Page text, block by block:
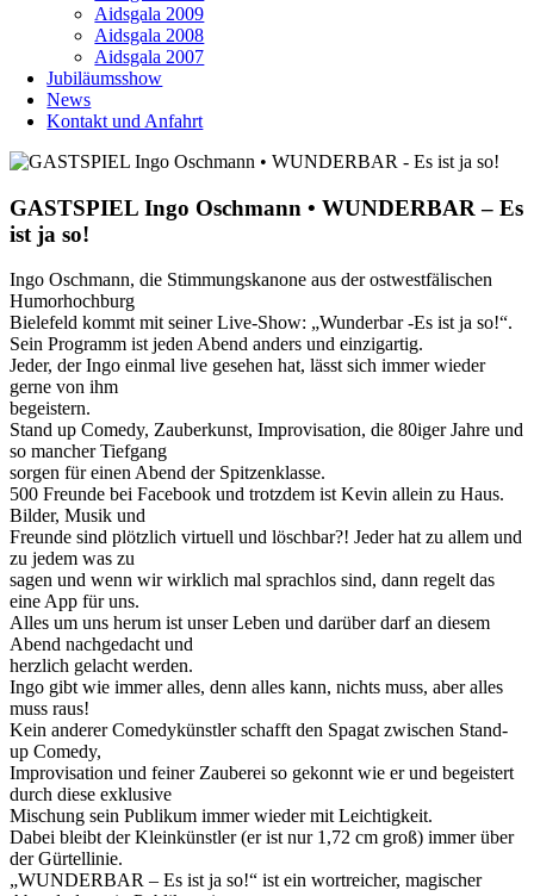
Aidsgala 2009
Aidsgala 2008
Aidsgala 2007
Jubiläumsshow
News
Kontakt und Anfahrt
GASTSPIEL Ingo Oschmann • WUNDERBAR – Es
ist ja so!
Ingo Oschmann, die Stimmungskanone aus der ostwestfälischen
Humorhochburg
Bielefeld kommt mit seiner Live-Show: „Wunderbar -Es ist ja so!“.
Sein Programm ist jeden Abend anders und einzigartig.
Jeder, der Ingo einmal live gesehen hat, lässt sich immer wieder
gerne von ihm
begeistern.
Stand up Comedy, Zauberkunst, Improvisation, die 80iger Jahre und
so mancher Tiefgang
sorgen für einen Abend der Spitzenklasse.
500 Freunde bei Facebook und trotzdem ist Kevin allein zu Haus.
Bilder, Musik und
Freunde sind plötzlich virtuell und löschbar?! Jeder hat zu allem und
zu jedem was zu
sagen und wenn wir wirklich mal sprachlos sind, dann regelt das
eine App für uns.
Alles um uns herum ist unser Leben und darüber darf an diesem
Abend nachgedacht und
herzlich gelacht werden.
Ingo gibt wie immer alles, denn alles kann, nichts muss, aber alles
muss raus!
Kein anderer Comedykünstler schafft den Spagat zwischen Stand-
up Comedy,
Improvisation und feiner Zauberei so gekonnt wie er und begeistert
durch diese exklusive
Mischung sein Publikum immer wieder mit Leichtigkeit.
Dabei bleibt der Kleinkünstler (er ist nur 1,72 cm groß) immer über
der Gürtellinie.
„WUNDERBAR – Es ist ja so!“ ist ein wortreicher, magischer